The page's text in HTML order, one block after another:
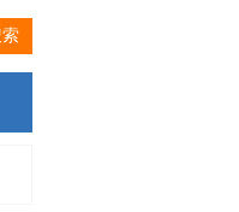
行为的提醒告诫函